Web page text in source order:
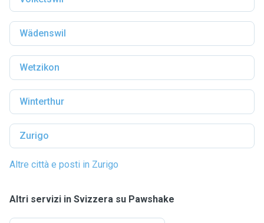
Wädenswil
Wetzikon
Winterthur
Zurigo
Altre città e posti in Zurigo
Altri servizi in Svizzera su Pawshake